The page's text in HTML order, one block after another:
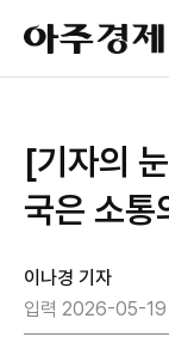
아
주
경
[기자의
국은 소통
이나경 기자
입력 2026-05-